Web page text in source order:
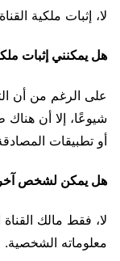
لا، إثبات ملكية
هل يمكنني إثبات
على الرغم من أن
شيوعًا، إلا أن هناك
أو تطبيقات
هل يمكن لشخص آخر
لا، فقط مالك
معلوماته الشخصية.